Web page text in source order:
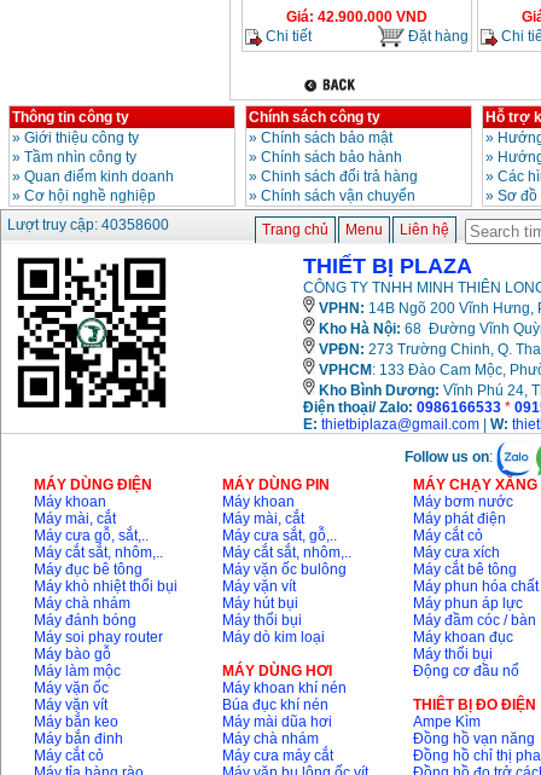
Giá: 42.900.000 VND
Chi tiết
Đặt hàng
Chi
Thông tin công ty
» Giới thiệu công ty
» Tầm nhìn công ty
» Quan điểm kinh doanh
» Cơ hội nghề nghiệp
Chính sách công ty
» Chính sách bảo mật
» Chính sách bảo hành
» Chinh sách đổi trả hàng
» Chính sách vận chuyển
Hỗ trợ
»
»
» Các
» Sơ
Lượt truy cập: 40358600
Trang chủ Menu Liên hệ
THIẾT BỊ PLAZA
CÔNG TY TNHH MINH THIÊN
VPHN: 14B Ngõ 200 Vĩnh Hưng,
Kho Hà Nội: 68 Đường Vĩnh
VPĐN: 273 Trường Chinh, Q.
VPHCM : 133 Đào Cam Mộc,
Kho Bình Dương: Vĩnh Phú 24,
Điện thoại/ Zalo: 0986166533 *
E: thietbiplaza@gmail.com W:
Follow us on:
MÁY DÙNG ĐIỆN
Máy khoan
Máy mài, cắt
Máy cưa gỗ, sắt,..
Máy cắt sắt, nhôm,..
Máy đục bê tông
Máy khò nhiệt thổi bụi
Máy chà nhám
Máy đánh bóng
Máy soi phay router
Máy bào gỗ
Máy làm mộc
Máy vặn ốc
Máy vặn vít
Máy bắn keo
Máy bắn đinh
Máy cắt cỏ
MÁY DÙNG PIN
Máy khoan
Máy mài, cắt
Máy cưa sắt, gỗ,..
Máy cắt sắt, nhôm,..
Máy vặn ốc bulông
Máy vặn vít
Máy hút bụi
Máy thổi bụi
Máy dò kim loại
MÁY DÙNG HƠI
Máy khoan khí nén
Búa đục khí nén
Máy mài dũa hơi
Máy chà nhám
Máy cưa máy cắt
MÁY CHẠY
Máy bơm nước
Máy phát điện
Máy cắt cỏ
Máy cưa xích
Máy cắt bê tông
Máy phun hóa chất
Máy phun áp lực
Máy đầm cóc / bàn
Máy khoan đục
Máy thổi bụi
Động cơ đầu nổ
THIÊT BỊ ĐO ĐIỆN
Ampe Kìm
Đồng hồ vạn năng
Đồng hồ chỉ thị pha